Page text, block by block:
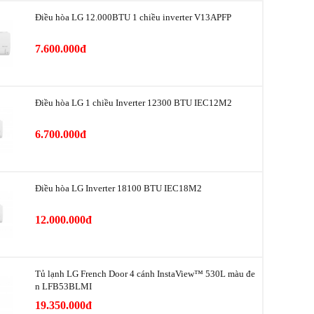
Có
thiết bị Có
Điều hòa LG 12.000BTU 1 chiều inverter V13APFP
7.600.000đ
Điều hòa LG 1 chiều Inverter 12300 BTU IEC12M2
6.700.000đ
Điều hòa LG Inverter 18100 BTU IEC18M2
12.000.000đ
Tủ lạnh LG French Door 4 cánh InstaView™ 530L màu đe
n LFB53BLMI
19.350.000đ